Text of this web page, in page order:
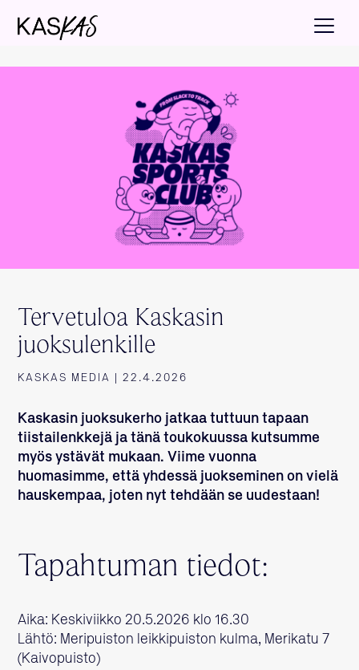
Tervetuloa Kaskasin
juoksulenkille
KASKAS MEDIA | 22.4.2026
Kaskasin juoksukerho jatkaa tuttuun tapaan
tiistailenkkejä ja tänä toukokuussa kutsumme
myös ystävät mukaan. Viime vuonna
huomasimme, että yhdessä juokseminen on vielä
hauskempaa, joten nyt tehdään se uudestaan!
Tapahtuman tiedot:
Aika: Keskiviikko 20.5.2026 klo 16.30
Lähtö: Meripuiston leikkipuiston kulma, Merikatu 7
(Kaivopuisto)